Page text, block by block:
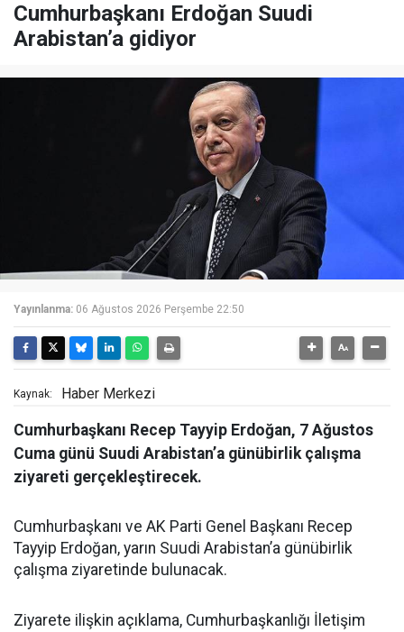
Cumhurbaşkanı Erdoğan Suudi
Arabistan’a gidiyor
Yayınlanma: 06 Ağustos 2026 Perşembe 22:50
Kaynak: Haber Merkezi
Cumhurbaşkanı Recep Tayyip Erdoğan, 7 Ağustos
Cuma günü Suudi Arabistan’a günübirlik çalışma
ziyareti gerçekleştirecek.
Cumhurbaşkanı ve AK Parti Genel Başkanı Recep
Tayyip Erdoğan, yarın Suudi Arabistan’a günübirlik
çalışma ziyaretinde bulunacak.
Ziyarete ilişkin açıklama, Cumhurbaşkanlığı İletişim